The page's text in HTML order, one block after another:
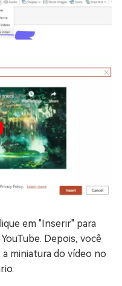
em "Inserir" para
Depois, você
miniatura do vídeo no